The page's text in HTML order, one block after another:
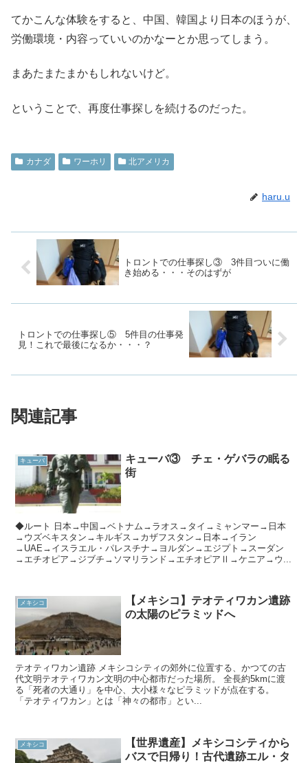
てかこんな体験をすると、中国、韓国より日本のほうが、
労働環境・内容っていいのかなーとか思ってしまう。
まあたまたまかもしれないけど。
ということで、再度仕事探しを続けるのだった。
カナダ ワーホリ 北アメリカ
haru.u
トロントでの仕事探し③ 3件目ついに働
き始める・・・そのはずが
トロントでの仕事探し⑤ 5件目の仕事発
見！これで最後になるか・・・？
関連記事
キューバ
キューバ③ チェ・ゲバラの眠る
街
◆ルート 日本→中国→ベトナム→ラオス→タイ→ミャンマー→日本
→ウズベキスタン→キルギス→カザフスタン→日本→イラン
→UAE→イスラエル・パレスチナ→ヨルダン→エジプト→スーダン
→エチオピア→ジブチ→ソマリランド→エチオピアⅡ→ケニア→ウ...
メキシコ
【メキシコ】テオティワカン遺跡
の太陽のピラミッドへ
テオティワカン遺跡 メキシコシティの郊外に位置する、かつての古
代文明テオティワカン文明の中心都市だった場所。 全長約5kmに渡
る「死者の大通り」を中心、大小様々なピラミッドが点在する。
「テオティワカン」とは「神々の都市」とい...
メキシコ
【世界遺産】メキシコシティから
バスで日帰り！古代遺跡エル・タ